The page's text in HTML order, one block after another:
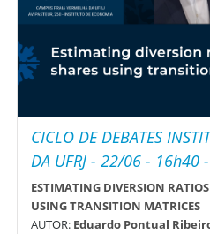
CICLO DE DEBATES
DA UFRJ - 22/06 - 16h40
ESTIMATING DIVERSION
USING TRANSITION MATRICES
AUTOR:Eduardo Pontual